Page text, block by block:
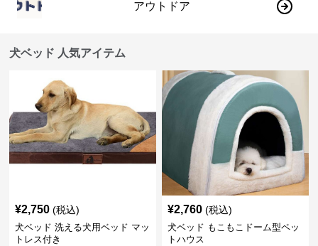
アウトドア
犬ベッド 人気アイテム
¥2,750 (税込)
犬ベッド 洗える犬用ベッド マッ
トレス付き
¥2,760 (税込)
犬ベッド もこもこドーム型ペッ
トハウス